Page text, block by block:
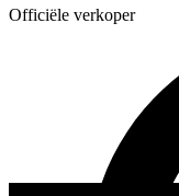
Officiële verkoper